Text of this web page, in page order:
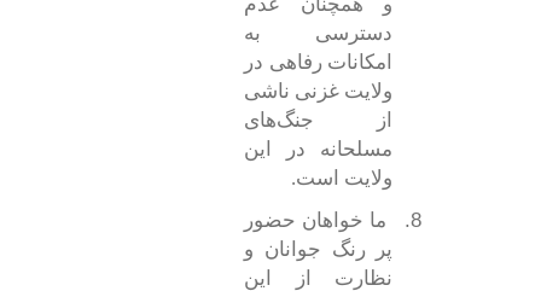
دسترسی به
امکانات رفاهی در
ولایت غزنی ناشی
از جنگ‌های
مسلحانه در این
ولایت است.
8.
ما خواهان حضور
پر رنگ جوانان و
نظارت از این